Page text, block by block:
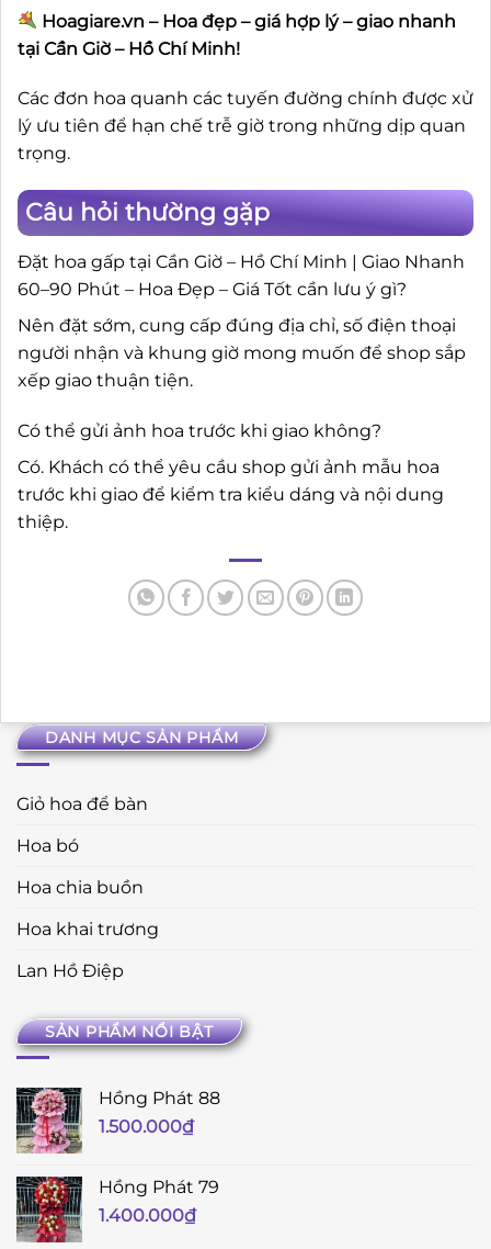
DANH MỤC SẢN PHẨM
Giỏ hoa để bàn
Hoa bó
Hoa chia buồn
Hoa khai trương
Lan Hồ Điệp
SẢN PHẨM NỔI BẬT
Hồng Phát 88
1.500.000₫
Hồng Phát 79
1.400.000₫
Hoagiare.vn – Hoa đẹp – giá hợp lý – giao nhanh
tại Cần Giờ – Hồ Chí Minh!
Các đơn hoa quanh các tuyến đường chính được xử
lý ưu tiên để hạn chế trễ giờ trong những dịp quan
trọng.
Câu hỏi thường gặp
Đặt hoa gấp tại Cần Giờ – Hồ Chí Minh | Giao Nhanh
60–90 Phút – Hoa Đẹp – Giá Tốt cần lưu ý gì?
Nên đặt sớm, cung cấp đúng địa chỉ, số điện thoại
người nhận và khung giờ mong muốn để shop sắp
xếp giao thuận tiện.
Có thể gửi ảnh hoa trước khi giao không?
Có. Khách có thể yêu cầu shop gửi ảnh mẫu hoa
trước khi giao để kiểm tra kiểu dáng và nội dung
thiệp.